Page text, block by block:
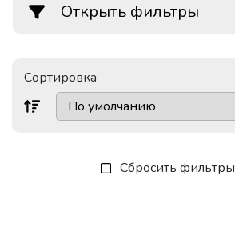
Открыть фильтры
Сортировка
Сбросить фильтры